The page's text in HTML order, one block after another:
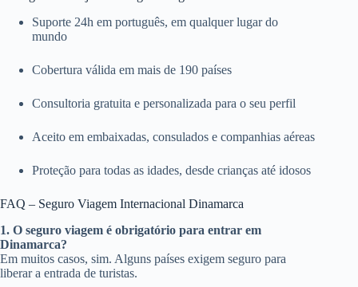
Suporte 24h em português, em qualquer lugar do
mundo
Cobertura válida em mais de 190 países
Consultoria gratuita e personalizada para o seu perfil
Aceito em embaixadas, consulados e companhias aéreas
Proteção para todas as idades, desde crianças até idosos
FAQ – Seguro Viagem Internacional Dinamarca
1. O seguro viagem é obrigatório para entrar em
Dinamarca?
Em muitos casos, sim. Alguns países exigem seguro para
liberar a entrada de turistas.